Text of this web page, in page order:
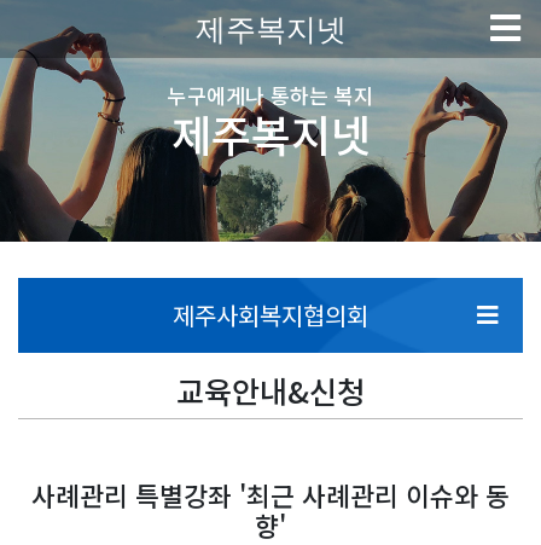
제주복지넷
누구에게나 통하는 복지
제주복지넷
제주사회복지협의회
교육안내&신청
사례관리 특별강좌 '최근 사례관리 이슈와 동
향'